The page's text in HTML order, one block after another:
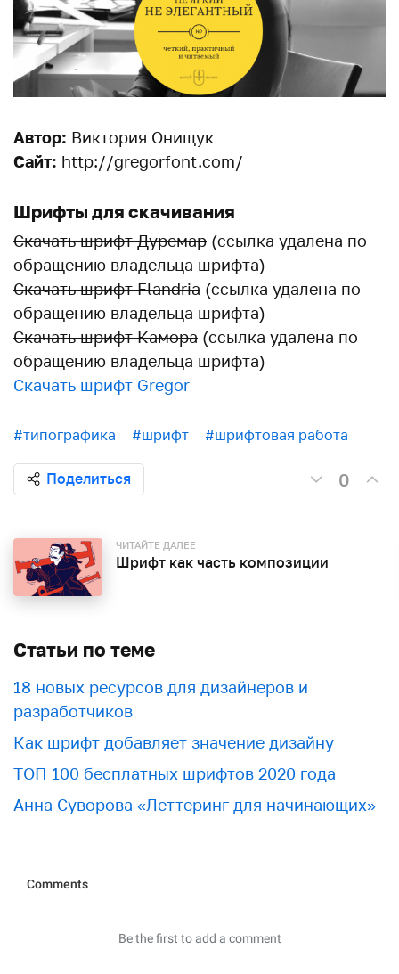
Автор: Виктория Онищук
Сайт: http://gregorfont.com/
Шрифты для скачивания
Скачать шрифт Дуремар (ссылка удалена по
обращению владельца шрифта)
Скачать шрифт Flandria (ссылка удалена по
обращению владельца шрифта)
Скачать шрифт Камора (ссылка удалена по
обращению владельца шрифта)
Скачать шрифт Gregor
#типографика #шрифт #шрифтовая работа
Поделиться 0
ЧИТАЙТЕ ДАЛЕЕ
Шрифт как часть композиции
Статьи по теме
18 новых ресурсов для дизайнеров и
разработчиков
Как шрифт добавляет значение дизайну
ТОП 100 бесплатных шрифтов 2020 года
Анна Суворова «Леттеринг для начинающих»